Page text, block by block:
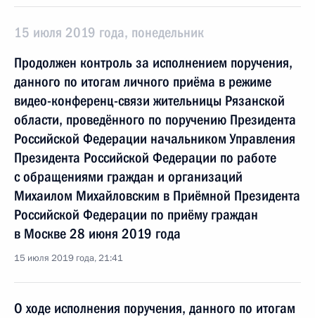
15 июля 2019 года, понедельник
Продолжен контроль за исполнением поручения,
данного по итогам личного приёма в режиме
видео-конференц-связи жительницы Рязанской
области, проведённого по поручению Президента
Российской Федерации начальником Управления
Президента Российской Федерации по работе
с обращениями граждан и организаций
Михаилом Михайловским в Приёмной Президента
Российской Федерации по приёму граждан
в Москве 28 июня 2019 года
15 июля 2019 года, 21:41
О ходе исполнения поручения, данного по итогам